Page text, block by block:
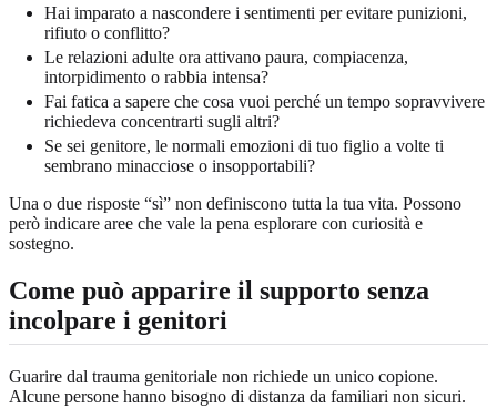
Hai imparato a nascondere i sentimenti per evitare punizioni,
rifiuto o conflitto?
Le relazioni adulte ora attivano paura, compiacenza,
intorpidimento o rabbia intensa?
Fai fatica a sapere che cosa vuoi perché un tempo sopravvivere
richiedeva concentrarti sugli altri?
Se sei genitore, le normali emozioni di tuo figlio a volte ti
sembrano minacciose o insopportabili?
Una o due risposte “sì” non definiscono tutta la tua vita. Possono
però indicare aree che vale la pena esplorare con curiosità e
sostegno.
Come può apparire il supporto senza
incolpare i genitori
Guarire dal trauma genitoriale non richiede un unico copione.
Alcune persone hanno bisogno di distanza da familiari non sicuri.